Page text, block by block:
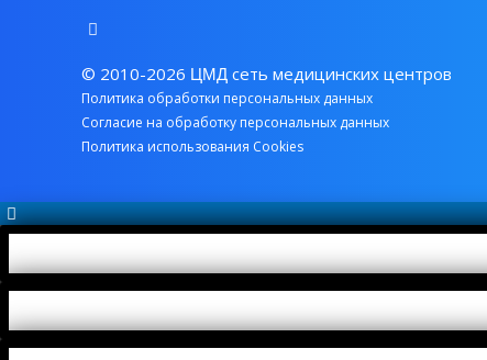
© 2010-2026 ЦМД сеть медицинских центров
Политика обработки персональных данных
Согласие на обработку персональных данных
Политика использования Cookies